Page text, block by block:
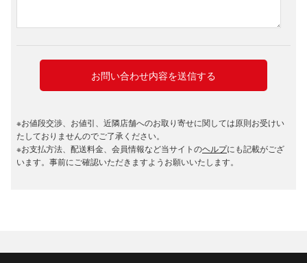
※お値段交渉、お値引、近隣店舗へのお取り寄せに関しては原則お受けい
たしておりませんのでご了承ください。
※お支払方法、配送料金、会員情報など当サイトのヘルプにも記載がござ
います。事前にご確認いただきますようお願いいたします。